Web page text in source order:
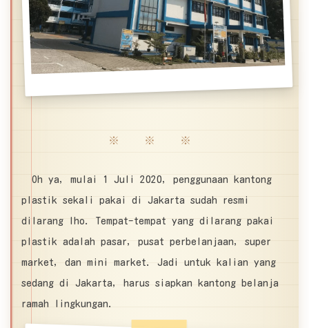
※ ※ ※
Oh ya, mulai 1 Juli 2020, penggunaan kantong
plastik sekali pakai di Jakarta sudah resmi
dilarang lho. Tempat-tempat yang dilarang pakai
plastik adalah pasar, pusat perbelanjaan, super
market, dan mini market. Jadi untuk kalian yang
sedang di Jakarta, harus siapkan kantong belanja
ramah lingkungan.